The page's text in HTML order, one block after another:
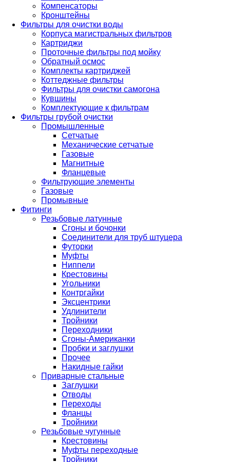
Компенсаторы
Кронштейны
Фильтры для очистки воды
Корпуса магистральных фильтров
Картриджи
Проточные фильтры под мойку
Обратный осмос
Комплекты картриджей
Коттеджные фильтры
Фильтры для очистки самогона
Кувшины
Комплектующие к фильтрам
Фильтры грубой очистки
Промышленные
Сетчатые
Механические сетчатые
Газовые
Магнитные
Фланцевые
Фильтрующие элементы
Газовые
Промывные
Фитинги
Резьбовые латунные
Сгоны и бочонки
Соединители для труб штуцера
Футорки
Муфты
Ниппели
Крестовины
Угольники
Контргайки
Эксцентрики
Удлинители
Тройники
Переходники
Сгоны-Американки
Пробки и заглушки
Прочее
Накидные гайки
Приварные стальные
Заглушки
Отводы
Переходы
Фланцы
Тройники
Резьбовые чугунные
Крестовины
Муфты переходные
Тройники